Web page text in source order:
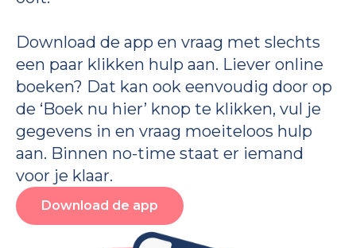
Download de app en vraag met slechts
een paar klikken hulp aan. Liever online
boeken? Dat kan ook eenvoudig door op
de ‘Boek nu hier’ knop te klikken, vul je
gegevens in en vraag moeiteloos hulp
aan. Binnen no-time staat er iemand
voor je klaar.
Download de app